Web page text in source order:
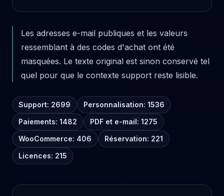
Les adresses e-mail publiques et les valeurs
ressemblant à des codes d'achat ont été
masquées. Le texte original est sinon conservé tel
quel pour que le contexte support reste lisible.
Support: 2699
Personnalisation: 1536
Paiements: 1482
PDF et e-mail: 1275
WooCommerce: 406
Réservation: 221
Licences: 215